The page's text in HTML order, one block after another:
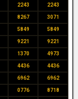
2243 2243
8267 3071
5849 5849
9221 9221
1370 4973
4436 4436
6962 6962
0776 8718